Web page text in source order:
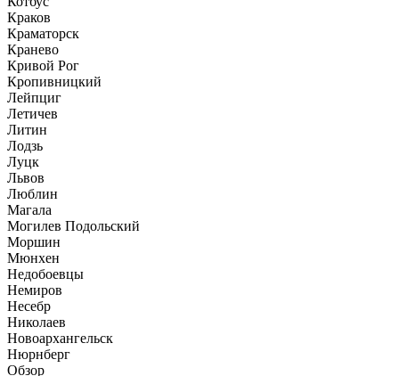
Краков
Краматорск
Кранево
Кривой Рог
Кропивницкий
Лейпциг
Летичев
Литин
Лодзь
Луцк
Львов
Люблин
Магала
Могилев Подольский
Моршин
Мюнхен
Недобоевцы
Немиров
Несебр
Николаев
Новоархангельск
Нюрнберг
Обзор